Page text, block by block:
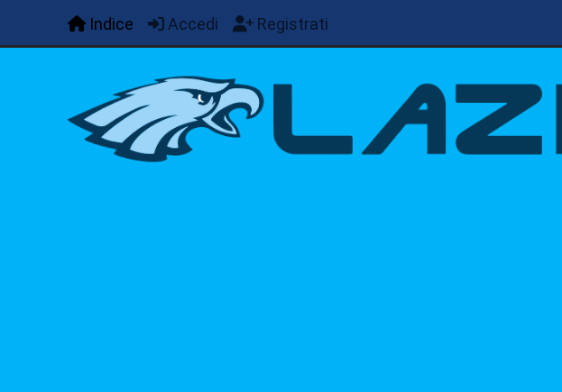
Indice Accedi Registrati